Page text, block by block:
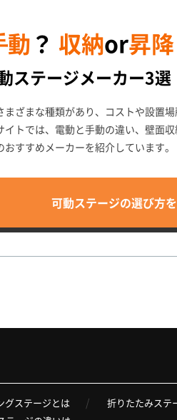
動？ 収納or昇降
ステージメーカー3選
まざまな種類があり、コストや設置
イトでは、電動と手動の違い、壁面
すすめメーカーを紹介しています。
可動ステージの選び方
グステージとは
折りたたみステ